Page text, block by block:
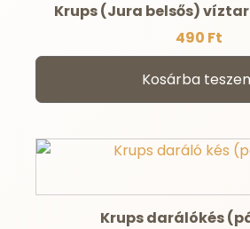
Krups (Jura belsős)
490 Ft
Kosárba
Krups darálókés